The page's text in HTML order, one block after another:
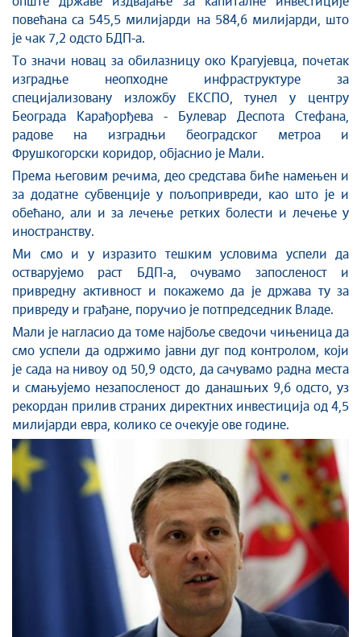
повећана са 545,5 милијарди на 584,6 милијарди, што
је чак 7,2 одсто БДП-а.
То значи новац за обилазницу око Крагујевца, почетак
изградње неопходне инфраструктуре за
специјализовану изложбу ЕКСПО, тунел у центру
Београда Карађорђева - Булевар Деспота Стефана,
радове на изградњи београдског метроа и
Фрушкогорски коридор, објаснио је Мали.
Према његовим речима, део средстава биће намењен и
за додатне субвенције у пољопривреди, као што је и
обећано, али и за лечење ретких болести и лечење у
иностранству.
Ми смо и у изразито тешким условима успели да
остварујемо раст БДП-а, очувамо запосленост и
привредну активност и покажемо да је држава ту за
привреду и грађане, поручио је потпредседник Владе.
Мали је нагласио да томе најбоље сведочи чињеница да
смо успели да одржимо јавни дуг под контролом, који
је сада на нивоу од 50,9 одсто, да сачувамо радна места
и смањујемо незапосленост до данашњих 9,6 одсто, уз
рекордан прилив страних директних инвестиција од 4,5
милијарди евра, колико се очекује ове године.